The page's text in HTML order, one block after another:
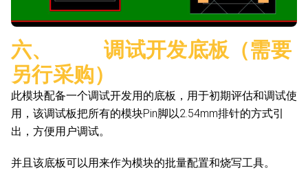
六、 调试开发底板（需要
另行采购）
此模块配备一个调试开发用的底板，用于初期评估和调试使
用，该调试板把所有的模块Pin脚以2.54mm排针的方式引
出，方便用户调试。
并且该底板可以用来作为模块的批量配置和烧写工具。